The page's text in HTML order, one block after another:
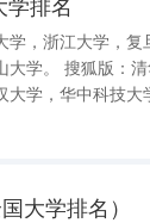
，浙江大学，
学。 搜狐版：
学，华中科技
等级排名学校
大学排名）